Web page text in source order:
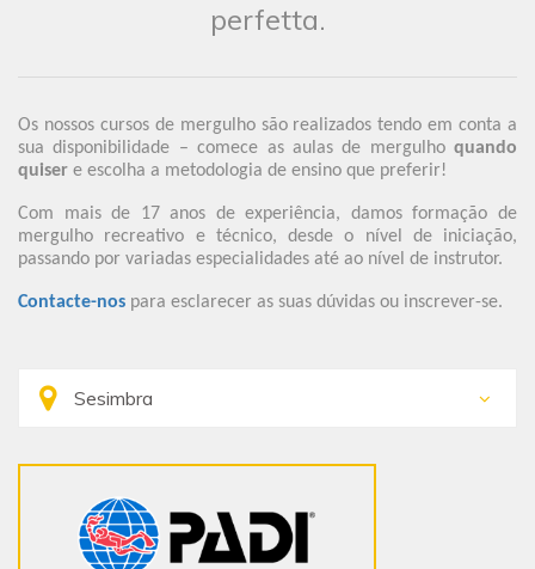
perfetta.
Os nossos cursos de mergulho são realizados tendo em conta a
sua disponibilidade – comece as aulas de mergulho quando
quiser e escolha a metodologia de ensino que preferir!
Com mais de 17 anos de experiência, damos formação de
mergulho recreativo e técnico, desde o nível de iniciação,
passando por variadas especialidades até ao nível de instrutor.
Contacte-nos para esclarecer as suas dúvidas ou inscrever-se.